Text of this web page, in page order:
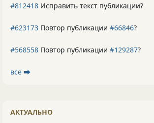
#812418 Исправить текст публикации?
#623173 Повтор публикации #66846?
#568558 Повтор публикации #129287?
все ⮕
АКТУАЛЬНО